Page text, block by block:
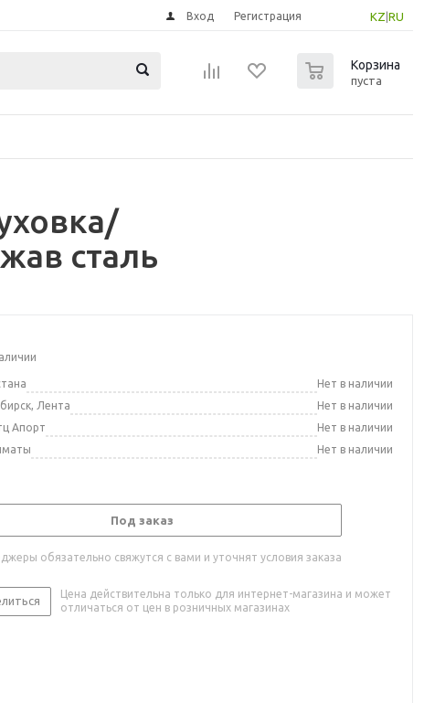
KZ RU
Вход Регистрация
Корзина
пуста
сталь
Нет в наличии
Лента
Нет в наличии
Апорт
Нет в наличии
Нет в наличии
Под заказ
обязательно свяжутся с вами и уточнят условия заказа
Цена действительна только для интернет-магазина и может
отличаться от цен в розничных магазинах